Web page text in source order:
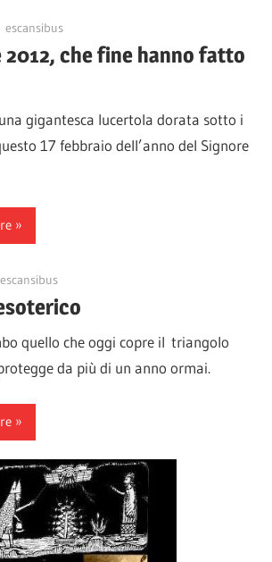
escansibus
2012, che fine hanno fatto
gigantesca lucertola dorata sotto i
17 febbraio dell’anno del Signore
escansibus
quello che oggi copre il triangolo
da più di un anno ormai.